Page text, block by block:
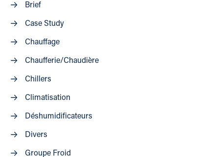
Brief
Case Study
Chauffage
Chaufferie/Chaudière
Chillers
Climatisation
Déshumidificateurs
Divers
Groupe Froid